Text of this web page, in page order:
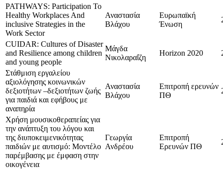
PATHWAYS: Participation To
Healthy Workplaces And
inclusive Strategies in the
Work Sector
Αναστασία
Βλάχου
Ευρωπαϊκή
Ένωση
CUIDAR: Cultures of Disaster
and Resilience among children
and young people
Μάγδα
Νικολαραΐζη
Horizon 2020
Στάθμιση εργαλείου
αξιολόγησης κοινωνικών
δεξιοτήτων –δεξιοτήτων ζωής
για παιδιά και εφήβους με
αναπηρία
Αναστασία
Βλάχου
Επιτροπή ερευνών
ΠΘ
Χρήση μουσικοθεραπείας για
την ανάπτυξη του λόγου και
της διυποκειμενικότητας
παιδιών με αυτισμό: Μοντέλο
παρέμβασης με έμφαση στην
οικογένεια
Γεωργία
Ανδρέου
Επιτροπή
Ερευνών ΠΘ